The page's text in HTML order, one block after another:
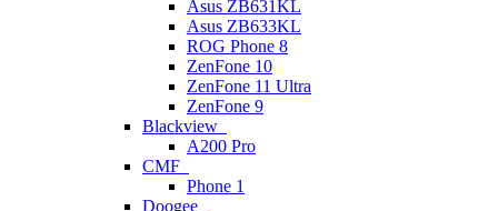
Asus ZB631KL
Asus ZB633KL
ROG Phone 8
ZenFone 10
ZenFone 11 Ultra
ZenFone 9
Blackview
A200 Pro
CMF
Phone 1
Doogee